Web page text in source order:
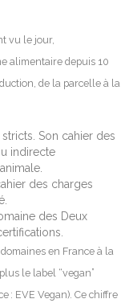
vu le jour,
alimentaire depuis 10
de la parcelle à la
Son cahier des
indirecte
des charges
des Deux
en France à la
le label “vegan”
: EVE Vegan). Ce chiffre